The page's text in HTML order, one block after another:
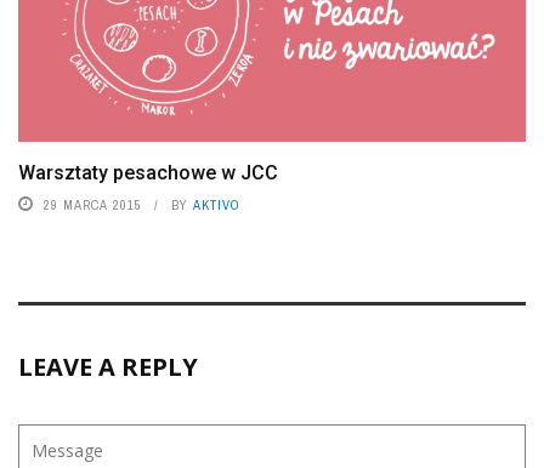
Warsztaty pesachowe w JCC
29 MARCA 2015 BY AKTIVO
LEAVE A REPLY